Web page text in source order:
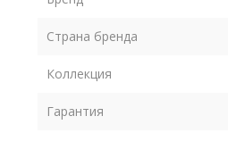
Страна бренда
Коллекция
Гарантия